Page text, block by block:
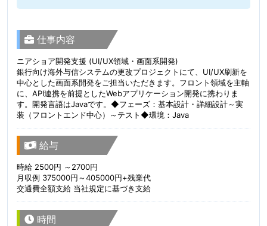
仕事内容
ニアショア開発支援 (UI/UX領域・画面系開発)
銀行向け海外与信システムの更改プロジェクトにて、UI/UX刷新を
中心とした画面系開発をご担当いただきます。フロント領域を主軸
に、API連携を前提としたWebアプリケーション開発に携わりま
す。開発言語はJavaです。◆フェーズ：基本設計・詳細設計～実
装（フロントエンド中心）～テスト◆環境：Java
給与
時給 2500円 ～2700円
月収例 375000円～405000円+残業代
交通費全額支給 当社規定に基づき支給
時間